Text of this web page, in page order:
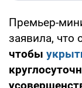
Премьер-
заявила, что
чтобы